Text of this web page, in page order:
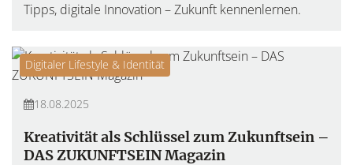
Tipps, digitale Innovation – Zukunft kennenlernen.
Digitaler Lifestyle & Identität
18.08.2025
Kreativität als Schlüssel zum Zukunftsein –
DAS ZUKUNFTSEIN Magazin